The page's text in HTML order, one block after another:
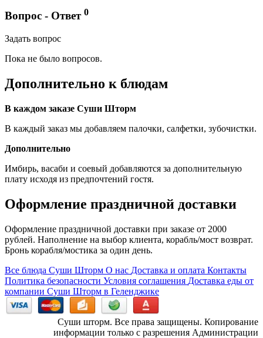
Вопрос - Ответ 0
Задать вопрос
Пока не было вопросов.
Дополнительно к блюдам
В каждом заказе Суши Шторм
В каждый заказ мы добавляем палочки, салфетки, зубочистки.
Дополнительно
Имбирь, васаби и соевый добавляются за дополнительную
плату исходя из предпочтений гостя.
Оформление праздничной доставки
Оформление праздничной доставки при заказе от 2000
рублей. Наполнение на выбор клиента, корабль/мост возврат.
Бронь корабля/мостика за один день.
Все блюда Суши Шторм О нас Доставка и оплата Контакты
Политика безопасности Условия соглашения Доставка еды от
компании Суши Шторм в Геленджике
Суши шторм. Все права защищены. Копирование
информации только с разрешения Администрации